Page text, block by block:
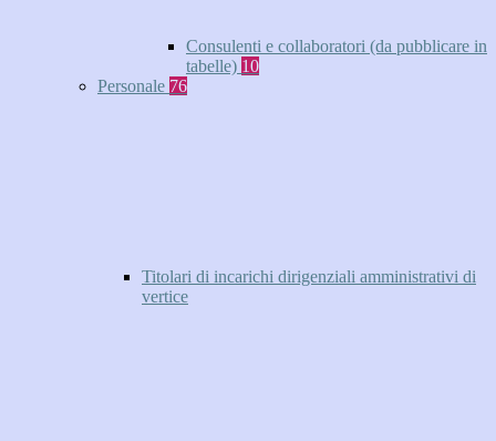
Consulenti e collaboratori (da pubblicare in
tabelle) 10
Personale 76
Titolari di incarichi dirigenziali amministrativi di
vertice